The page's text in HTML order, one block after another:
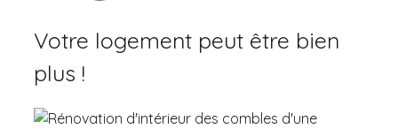
Votre logement peut être bien
plus !